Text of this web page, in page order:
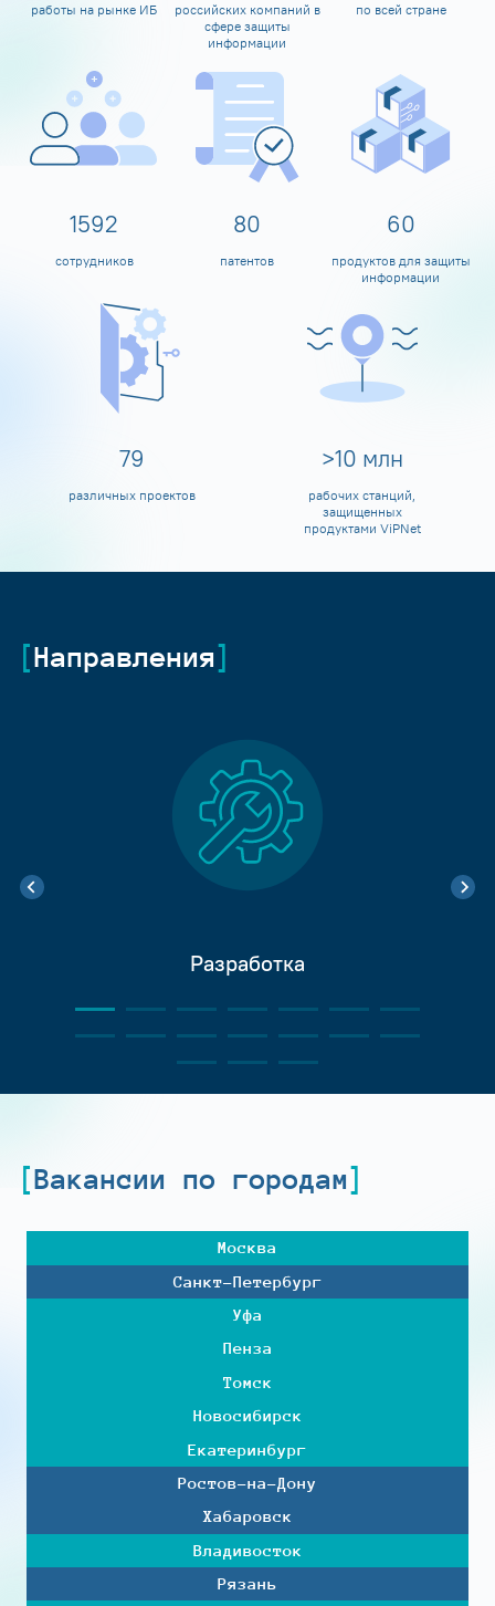
работы на рынке ИБ
российских компаний в
сфере защиты
информации
по всей стране
1600
сотрудников
80
патентов
60
продуктов для защиты
информации
80
различных проектов
>10 млн
рабочих станций,
защищенных
продуктами ViPNet
Направления
Разработка
Вакансии по городам
Москва
Санкт-Петербург
Уфа
Пенза
Томск
Новосибирск
Екатеринбург
Ростов-на-Дону
Хабаровск
Владивосток
Рязань